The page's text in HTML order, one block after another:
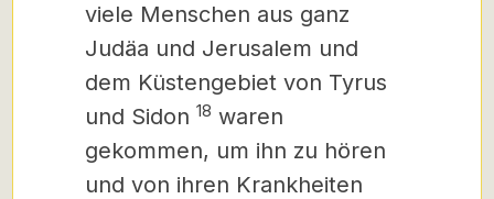
viele Menschen aus ganz
Judäa und Jerusalem und
dem Küstengebiet von Tyrus
und Sidon 18 waren
gekommen, um ihn zu hören
und von ihren Krankheiten